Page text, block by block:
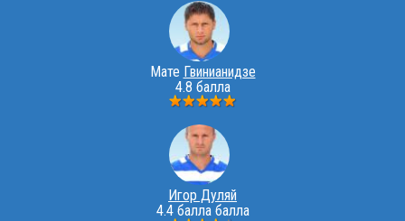
Мате Гвинианидзе
4.8 балла
Игор Дуляй
4.4 балла балла